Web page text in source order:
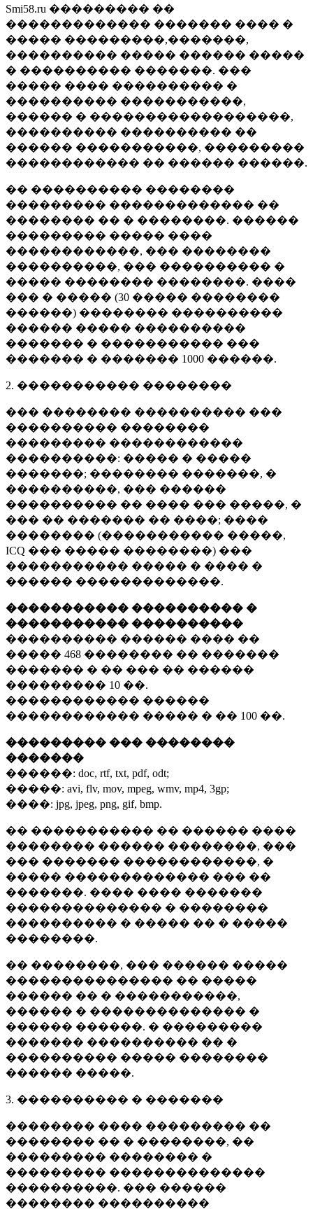
Smi58.ru ��������� ��
������������� ������� ���� �
����� ���������,�������,
���������� ����� ������ �����
� ���������� �������. ���
����� ���� ���������� �
���������� �����������,
������ � ������������������,
���������� ���������� ��
������ �����������, ���������
������������ �� ������ ������.
�� ���������� ��������
��������� ������������� ��
�������� �� � ��������. ������
��������� ����� ����
������������, ��� ��������
����������, ��� ���������� �
����� �������� ��������. ����
��� � ����� (30 ����� ��������
������) �������� ����������
������ ����� ����������
������� � ����������� ���
������� � ������� 1000 ������.
2. ����������� ��������
��� �������� ���������� ���
���������� ��������
��������� ������������
����������: ����� � �����
�������; �������� �������, �
����������, ��� ������
���������� �� ���� ��� �����, �
��� �� ������� �� ����; ����
�������� (����������� �����,
ICQ ��� ����� ��������) ���
����������� ����� � ���� �
������ �������������.
����������� ���������� �
����������� ����������
���������� ������ ���� ��
����� 468 �������� �� �������
������� � �� ��� �� ������
��������� 10 ��.
������������ ������
������������ ����� � �� 100 ��.
��������� ��� ��������
�������
������: doc, rtf, txt, pdf, odt;
�����: avi, flv, mov, mpeg, wmv, mp4, 3gp;
����: jpg, jpeg, png, gif, bmp.
�� ����������� �� ������ ����
�������� ������ ��������, ���
��� ������� ������������, �
����� ������������� ��� ��
�������. ���� ���� �������
�������������� � ��������
���������� � ����� �� � �����
��������.
�� ��������, ��� ������ �����
��������������� �� �����
������ �� � �����������,
������ � �������������� �
������ ������. � ���������
������� ���������� �� �
���������� ����� ��������
������ �����.
3. ���������� � �������
�������� ���� ��������� ��
�������� �� � ��������, ��
��������� �������� �
��������� ��������������
����������. ��� ������
�������� ����������